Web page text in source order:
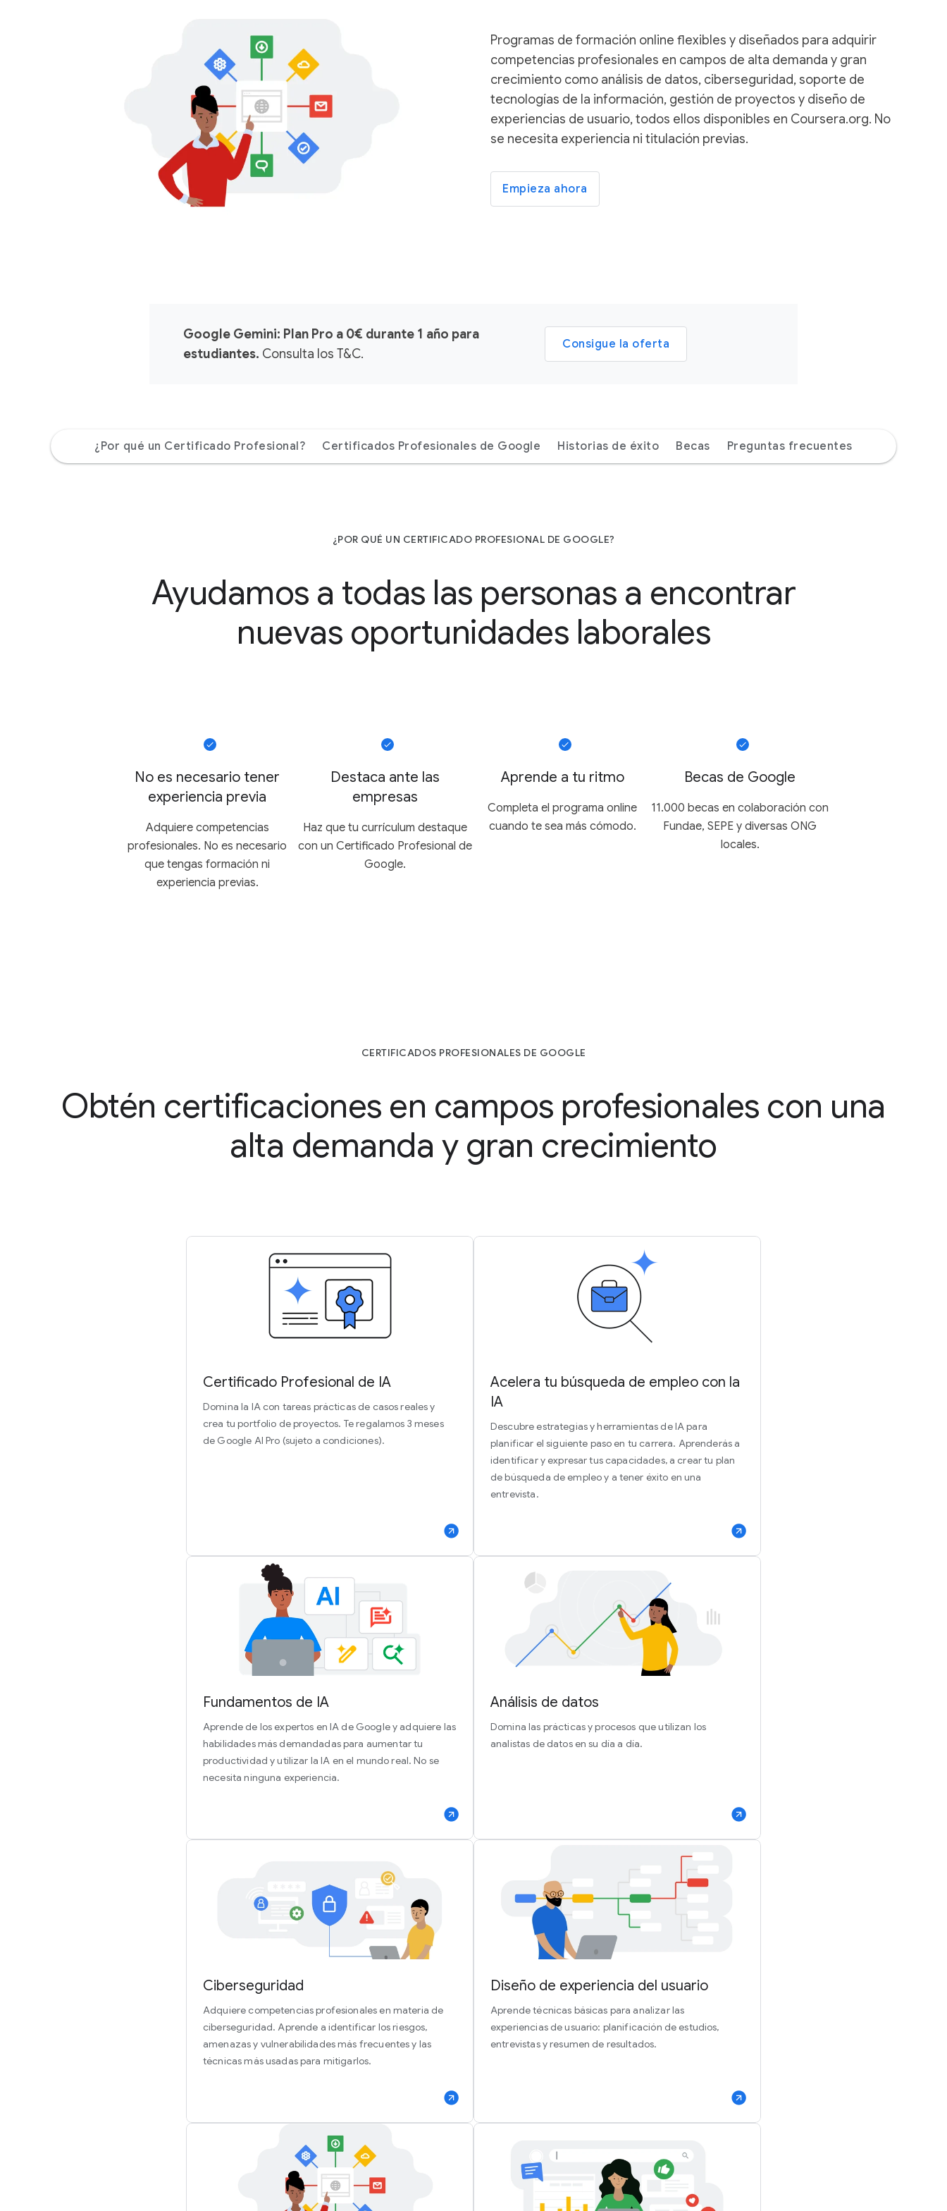
Programas de formación online flexibles y diseñados para adquirir
competencias profesionales en campos de alta demanda y gran
crecimiento como análisis de datos, ciberseguridad, soporte de
tecnologías de la información, gestión de proyectos y diseño de
experiencias de usuario, todos ellos disponibles en Coursera.org. No
se necesita experiencia ni titulación previas.
Empieza ahora
Google Gemini: Plan Pro a 0€ durante 1 año para
estudiantes. Consulta los T&C.
Consigue la oferta
¿Por qué un Certificado Profesional? Certificados Profesionales de Google Historias de éxito Becas Preguntas frecuentes
¿POR QUÉ UN CERTIFICADO PROFESIONAL DE GOOGLE?
Ayudamos a todas las personas a encontrar
nuevas oportunidades laborales
No es necesario tener
experiencia previa
Adquiere competencias
profesionales. No es necesario
que tengas formación ni
experiencia previas.
Destaca ante las
empresas
Haz que tu currículum destaque
con un Certificado Profesional de
Google.
Aprende a tu ritmo
Completa el programa online
cuando te sea más cómodo.
Becas de Google
11.000 becas en colaboración con
Fundae, SEPE y diversas ONG
locales.
CERTIFICADOS PROFESIONALES DE GOOGLE
Obtén certificaciones en campos profesionales con una
alta demanda y gran crecimiento
Certificado Profesional de IA
Domina la IA con tareas prácticas de casos reales y
crea tu portfolio de proyectos. Te regalamos 3 meses
de Google AI Pro (sujeto a condiciones).
Acelera tu búsqueda de empleo con la
IA
Descubre estrategias y herramientas de IA para
planificar el siguiente paso en tu carrera. Aprenderás a
identificar y expresar tus capacidades, a crear tu plan
de búsqueda de empleo y a tener éxito en una
entrevista.
Fundamentos de IA
Aprende de los expertos en IA de Google y adquiere las
habilidades más demandadas para aumentar tu
productividad y utilizar la IA en el mundo real. No se
necesita ninguna experiencia.
Análisis de datos
Domina las prácticas y procesos que utilizan los
analistas de datos en su día a día.
Ciberseguridad
Adquiere competencias profesionales en materia de
ciberseguridad. Aprende a identificar los riesgos,
amenazas y vulnerabilidades más frecuentes y las
técnicas más usadas para mitigarlos.
Diseño de experiencia del usuario
Aprende técnicas básicas para analizar las
experiencias de usuario: planificación de estudios,
entrevistas y resumen de resultados.